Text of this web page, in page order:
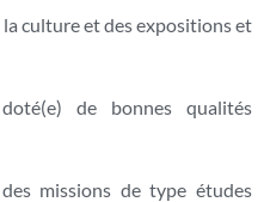
culture et des expositions et
de bonnes qualités
missions de type études